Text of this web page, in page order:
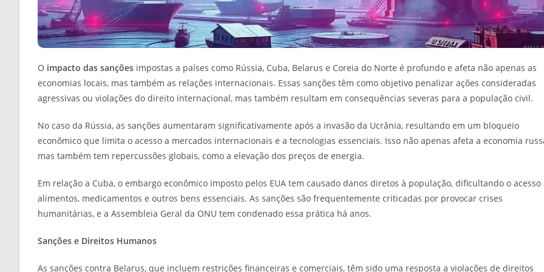
O impacto das sanções impostas a países como Rússia, Cuba, Belarus e Coreia do Norte é profundo e afeta não apenas as
economias locais, mas também as relações internacionais. Essas sanções têm como objetivo penalizar ações consideradas
agressivas ou violações do direito internacional, mas também resultam em consequências severas para a população civil.
No caso da Rússia, as sanções aumentaram significativamente após a invasão da Ucrânia, resultando em um bloqueio
econômico que limita o acesso a mercados internacionais e a tecnologias essenciais. Isso não apenas afeta a economia
mas também tem repercussões globais, como a elevação dos preços de energia.
Em relação a Cuba, o embargo econômico imposto pelos EUA tem causado danos diretos à população, dificultando o acesso
alimentos, medicamentos e outros bens essenciais. As sanções são frequentemente criticadas por provocar crises
humanitárias, e a Assembleia Geral da ONU tem condenado essa prática há anos.
Sanções e Direitos Humanos
As sanções contra Belarus, que incluem restrições financeiras e comerciais, têm sido uma resposta a violações de direitos